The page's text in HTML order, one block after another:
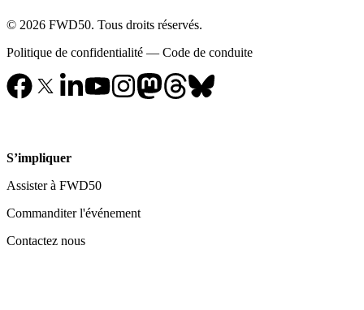
© 2026 FWD50. Tous droits réservés.
Politique de confidentialité — Code de conduite
S’impliquer
Assister à FWD50
Commanditer l'événement
Contactez nous